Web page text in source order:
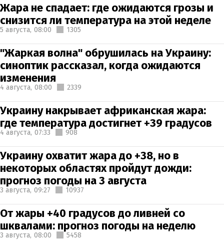
Жара не спадает: где ожидаются грозы и
снизится ли температура на этой неделе
5 августа, 08:00 1305
"Жаркая волна" обрушилась на Украину:
синоптик рассказал, когда ожидаются
изменения
4 августа, 08:00 2339
Украину накрывает африканская жара:
где температура достигнет +39 градусов
4 августа, 07:33 908
Украину охватит жара до +38, но в
некоторых областях пройдут дожди:
прогноз погоды на 3 августа
3 августа, 09:27 10937
От жары +40 градусов до ливней со
шквалами: прогноз погоды на неделю
3 августа, 08:00 5458